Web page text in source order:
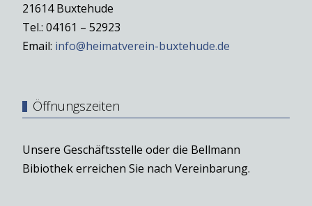
21614 Buxtehude
Tel.: 04161 – 52923
Email: info@heimatverein-buxtehude.de
Öffnungszeiten
Unsere Geschäftsstelle oder die Bellmann
Bibiothek erreichen Sie nach Vereinbarung.